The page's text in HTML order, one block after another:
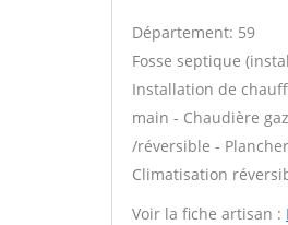
Département: 59
Fosse septique
Installation de
main - Chaudière
/réversible -
Climatisation
Voir la fiche artisan :